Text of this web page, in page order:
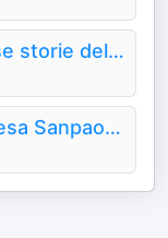
Mitologia: le meravigliose storie del mondo antico
Chiedilo alla Storia - Intesa Sanpaolo On Air